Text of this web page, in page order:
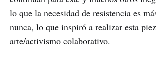
lo que la necesidad de resistencia es
nunca, lo que inspiró a realizar esta
arte/activismo colaborativo.